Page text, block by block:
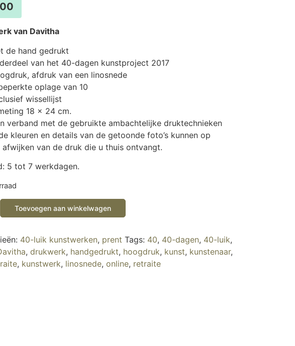
van Davitha
de hand gedrukt
van het 40-dagen kunstproject 2017
afdruk van een linosnede
oplage van 10
wissellijst
18 x 24 cm.
verband met de gebruikte ambachtelijke druktechnieken
kleuren en details van de getoonde foto’s kunnen op
afwijken van de druk die u thuis ontvangt.
5 tot 7 werkdagen.
Toevoegen aan winkelwagen
40-luik kunstwerken, prent Tags: 40, 40-dagen, 40-luik,
, drukwerk, handgedrukt, hoogdruk, kunst, kunstenaar,
, kunstwerk, linosnede, online, retraite